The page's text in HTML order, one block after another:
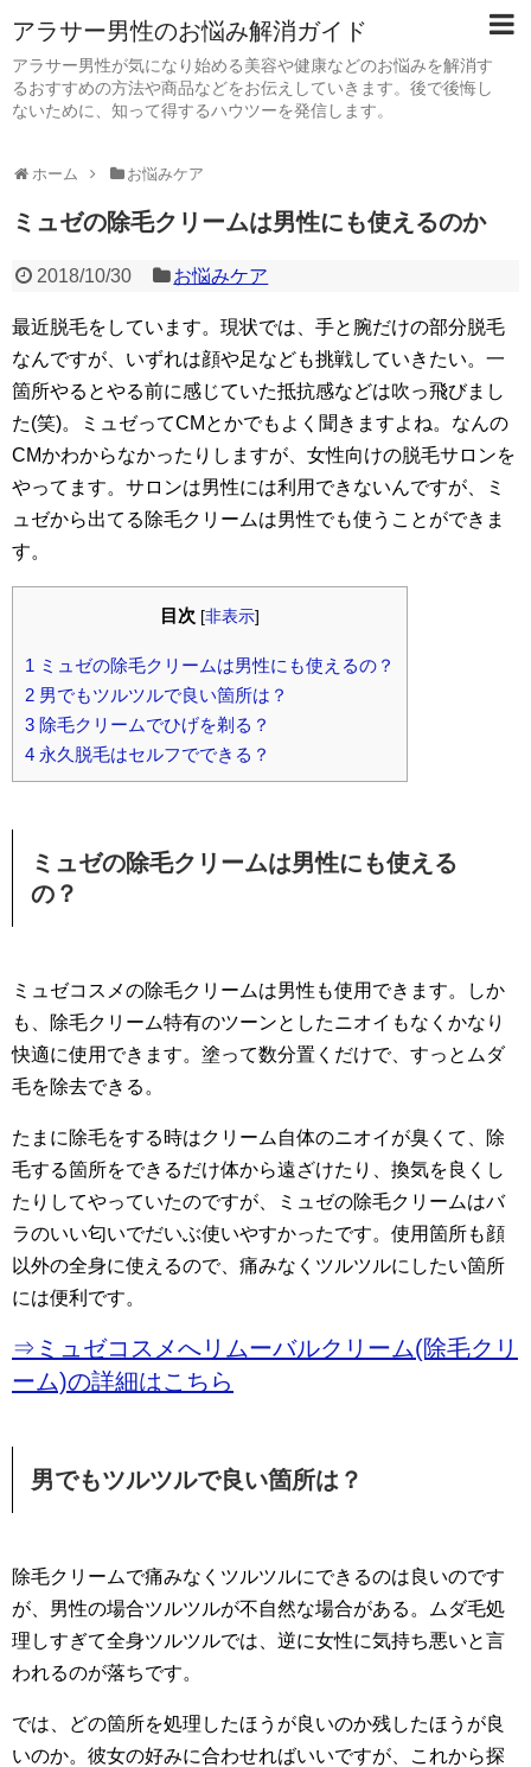
アラサー男性のお悩み解消ガイド
アラサー男性が気になり始める美容や健康などのお悩みを解消す
るおすすめの方法や商品などをお伝えしていきます。後で後悔し
ないために、知って得するハウツーを発信します。
ホーム お悩みケア
ミュゼの除毛クリームは男性にも使えるのか
2018/10/30 お悩みケア
最近脱毛をしています。現状では、手と腕だけの部分脱毛
なんですが、いずれは顔や足なども挑戦していきたい。一
箇所やるとやる前に感じていた抵抗感などは吹っ飛びまし
た(笑)。ミュゼってCMとかでもよく聞きますよね。なんの
CMかわからなかったりしますが、女性向けの脱毛サロンを
やってます。サロンは男性には利用できないんですが、ミ
ュゼから出てる除毛クリームは男性でも使うことができま
す。
目次 [非表示]
1 ミュゼの除毛クリームは男性にも使えるの？
2 男でもツルツルで良い箇所は？
3 除毛クリームでひげを剃る？
4 永久脱毛はセルフでできる？
ミュゼの除毛クリームは男性にも使える
の？
ミュゼコスメの除毛クリームは男性も使用できます。しか
も、除毛クリーム特有のツーンとしたニオイもなくかなり
快適に使用できます。塗って数分置くだけで、すっとムダ
毛を除去できる。
たまに除毛をする時はクリーム自体のニオイが臭くて、除
毛する箇所をできるだけ体から遠ざけたり、換気を良くし
たりしてやっていたのですが、ミュゼの除毛クリームはバ
ラのいい匂いでだいぶ使いやすかったです。使用箇所も顔
以外の全身に使えるので、痛みなくツルツルにしたい箇所
には便利です。
⇒ミュゼコスメへリムーバルクリーム(除毛クリ
ーム)の詳細はこちら
男でもツルツルで良い箇所は？
除毛クリームで痛みなくツルツルにできるのは良いのです
が、男性の場合ツルツルが不自然な場合がある。ムダ毛処
理しすぎて全身ツルツルでは、逆に女性に気持ち悪いと言
われるのが落ちです。
では、どの箇所を処理したほうが良いのか残したほうが良
いのか。彼女の好みに合わせればいいですが、これから探